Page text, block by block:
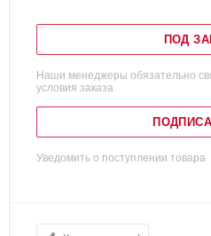
ПОД
Наши менеджеры обязательно
условия заказа
Уведомить о поступлении товара